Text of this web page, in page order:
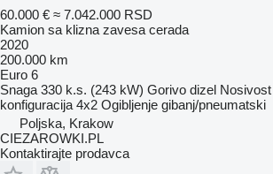
60.000 € ≈ 7.042.000 RSD
Kamion sa klizna zavesa cerada
2020
200.000 km
Euro 6
Snaga 330 k.s. (243 kW) Gorivo dizel Nosivost
konfiguracija 4x2 Ogibljenje gibanj/pneumatski
Poljska, Krakow
CIEZAROWKI.PL
Kontaktirajte prodavca